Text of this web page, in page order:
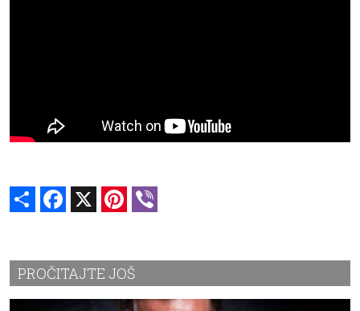
Share Facebook Pinterest
PROČITAJTE JOŠ